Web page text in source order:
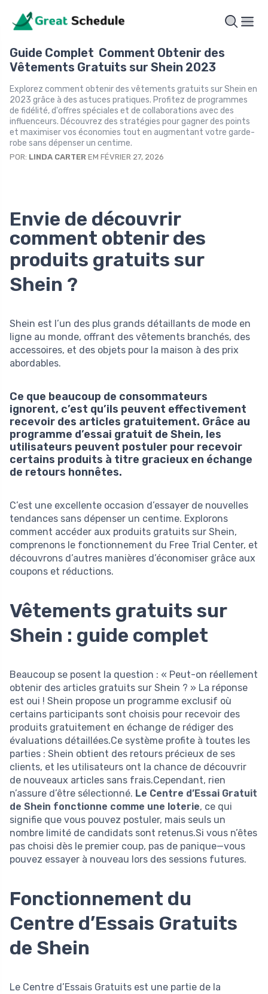
Guide Complet Comment Obtenir des
Vêtements Gratuits sur Shein 2023
Explorez comment obtenir des vêtements gratuits sur Shein en
2023 grâce à des astuces pratiques. Profitez de programmes
de fidélité, d'offres spéciales et de collaborations avec des
influenceurs. Découvrez des stratégies pour gagner des points
et maximiser vos économies tout en augmentant votre garde-
robe sans dépenser un centime.
POR: LINDA CARTER EM FÉVRIER 27, 2026
Envie de découvrir
comment obtenir des
produits gratuits sur
Shein ?
Shein est l’un des plus grands détaillants de mode en
ligne au monde, offrant des vêtements branchés, des
accessoires, et des objets pour la maison à des prix
abordables.
Ce que beaucoup de consommateurs
ignorent, c’est qu’ils peuvent effectivement
recevoir des articles gratuitement. Grâce au
programme d’essai gratuit de Shein, les
utilisateurs peuvent postuler pour recevoir
certains produits à titre gracieux en échange
de retours honnêtes.
C’est une excellente occasion d’essayer de nouvelles
tendances sans dépenser un centime. Explorons
comment accéder aux produits gratuits sur Shein,
comprenons le fonctionnement du Free Trial Center, et
découvrons d’autres manières d’économiser grâce aux
coupons et réductions.
Vêtements gratuits sur
Shein : guide complet
Beaucoup se posent la question : « Peut-on réellement
obtenir des articles gratuits sur Shein ? » La réponse
est oui ! Shein propose un programme exclusif où
certains participants sont choisis pour recevoir des
produits gratuitement en échange de rédiger des
évaluations détaillées.Ce système profite à toutes les
parties : Shein obtient des retours précieux de ses
clients, et les utilisateurs ont la chance de découvrir
de nouveaux articles sans frais.Cependant, rien
n’assure d’être sélectionné. Le Centre d’Essai Gratuit
de Shein fonctionne comme une loterie, ce qui
signifie que vous pouvez postuler, mais seuls un
nombre limité de candidats sont retenus.Si vous n’êtes
pas choisi dès le premier coup, pas de panique—vous
pouvez essayer à nouveau lors des sessions futures.
Fonctionnement du
Centre d’Essais Gratuits
de Shein
Le Centre d’Essais Gratuits est une partie de la